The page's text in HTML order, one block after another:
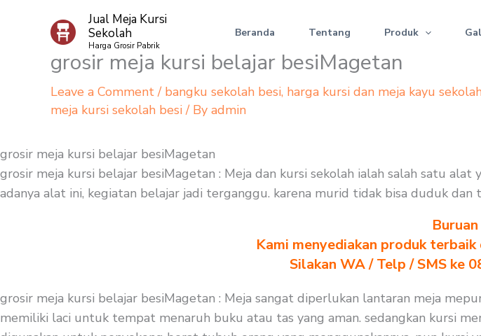
Jual Meja Kursi
Sekolah
Harga Grosir Pabrik
Beranda Tentang Produk
grosir meja kursi belajar besiMagetan
Leave a Comment / bangku sekolah besi, harga kursi dan meja kayu
meja kursi sekolah besi/ By admin
grosir meja kursi belajar besiMagetan
grosir meja kursi belajar besiMagetan : Meja dan kursi sekolah ialah salah satu
adanya alat ini, kegiatan belajar jadi terganggu. karena murid tidak bisa duduk dan
Kami menyediakan produk
Silakan WA / Telp / SMS ke
grosir meja kursi belajar besiMagetan : Meja sangat diperlukan lantaran meja
memiliki laci untuk tempat menaruh buku atau tas yang aman. sedangkan kursi